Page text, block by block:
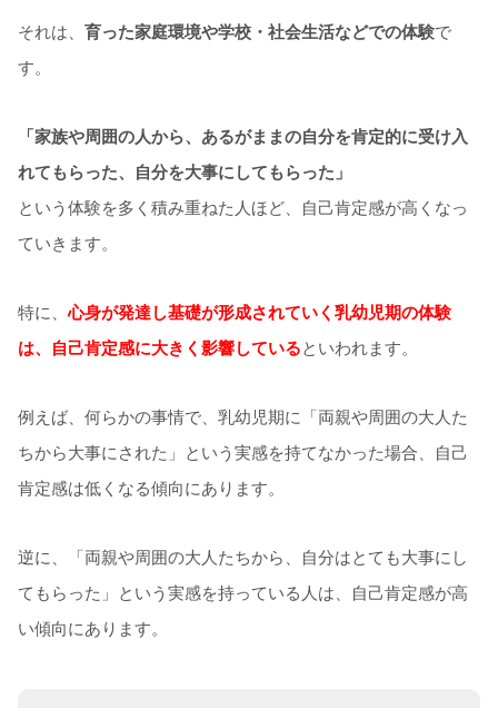
それは、 育った家庭環境や学校・社会生活などでの体験で
す。
「家族や周囲の人から、あるがままの自分を肯定的に受け入
れてもらった、自分を大事にしてもらった」
という体験を多く積み重ねた人ほど、自己肯定感が高くなっ
ていきます。
特に、心身が発達し基礎が形成されていく乳幼児期の体験
は、自己肯定感に大きく影響しているといわれます。
例えば、何らかの事情で、乳幼児期に「両親や周囲の大人た
ちから大事にされた」という実感を持てなかった場合、自己
肯定感は低くなる傾向にあります。
逆に、「両親や周囲の大人たちから、自分はとても大事にし
てもらった」という実感を持っている人は、自己肯定感が高
い傾向にあります。